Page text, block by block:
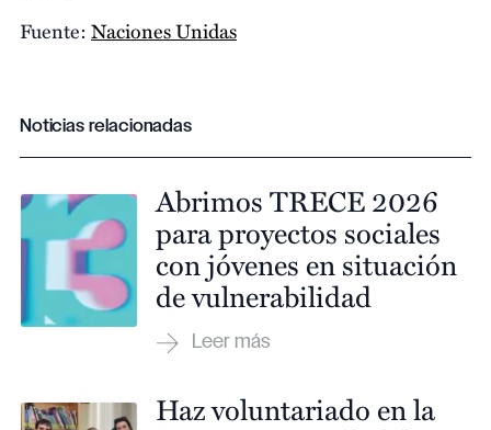
Fuente: Naciones Unidas
Noticias relacionadas
Abrimos TRECE 2026
para proyectos sociales
con jóvenes en situación
de vulnerabilidad
Haz voluntariado en la